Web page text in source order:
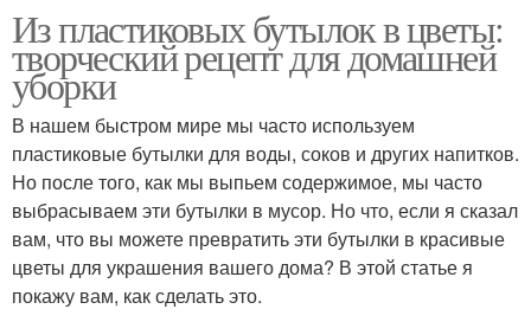
Из пластиковых бутылок в цветы:
творческий рецепт для домашней
уборки
В нашем быстром мире мы часто используем
пластиковые бутылки для воды, соков и других напитков.
Но после того, как мы выпьем содержимое, мы часто
выбрасываем эти бутылки в мусор. Но что, если я сказал
вам, что вы можете превратить эти бутылки в красивые
цветы для украшения вашего дома? В этой статье я
покажу вам, как сделать это.